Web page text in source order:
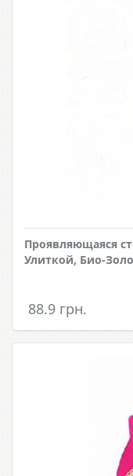
Проявляющаяся
Улиткой, Био-
88.9 грн.